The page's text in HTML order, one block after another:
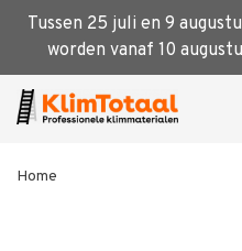
Tussen 25 juli en 9
worden vanaf 10
Home